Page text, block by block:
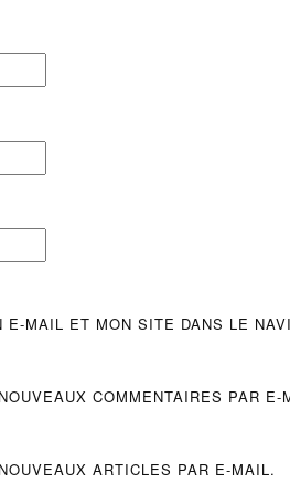
E-MAIL ET MON SITE DANS LE
COMMENTAIRES PAR E-
ARTICLES PAR E-MAIL.